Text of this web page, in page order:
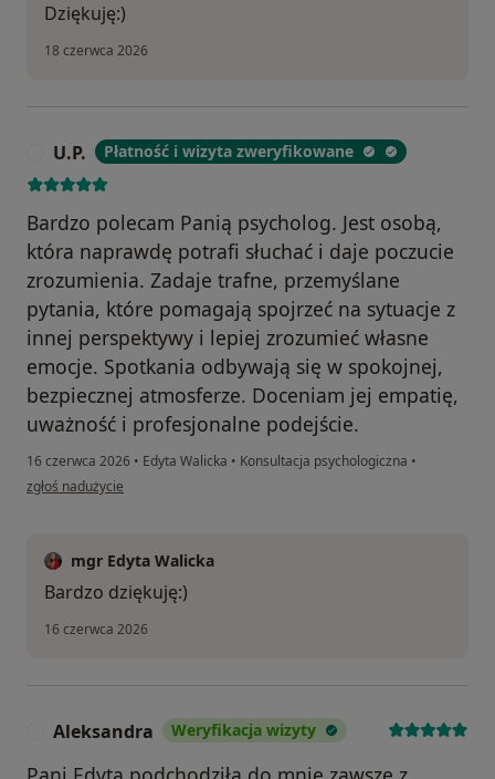
Dziękuję:)
18 czerwca 2026
U.P. Płatność i wizyta zweryfikowane
Bardzo polecam Panią psycholog. Jest osobą,
która naprawdę potrafi słuchać i daje poczucie
zrozumienia. Zadaje trafne, przemyślane
pytania, które pomagają spojrzeć na sytuacje z
innej perspektywy i lepiej zrozumieć własne
emocje. Spotkania odbywają się w spokojnej,
bezpiecznej atmosferze. Doceniam jej empatię,
uważność i profesjonalne podejście.
16 czerwca 2026 • Edyta Walicka • Konsultacja psychologiczna •
w opinii użytkownika U.P.
zgłoś nadużycie
mgr Edyta Walicka
Bardzo dziękuję:)
16 czerwca 2026
Aleksandra Weryfikacja wizyty